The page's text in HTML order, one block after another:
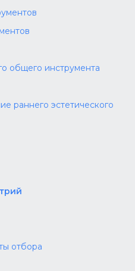
общего инструмента
раннего эстетического
отбора